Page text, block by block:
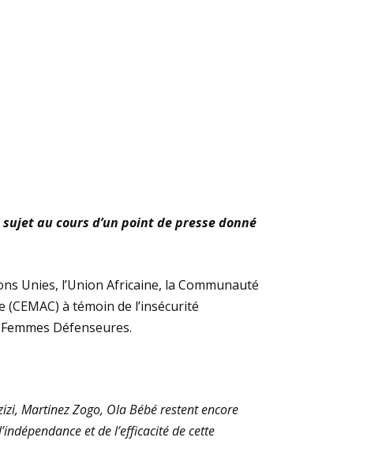
au cours d’un point de presse donné
Unies, l’Union Africaine, la Communauté
à témoin de l’insécurité
Défenseures.
Martinez Zogo, Ola Bébé restent encore
et de l’efficacité de cette